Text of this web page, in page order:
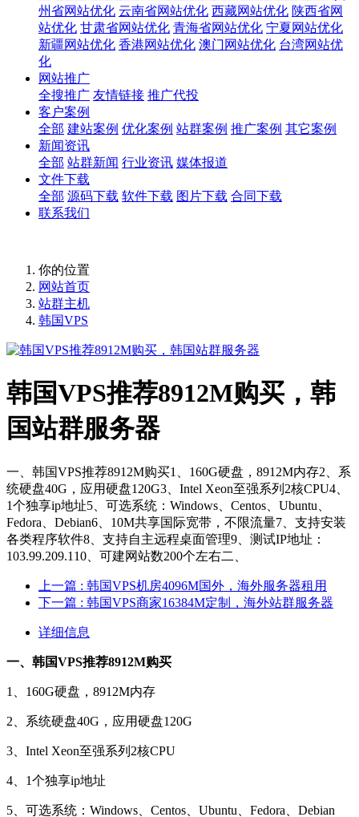
州省网站优化 云南省网站优化 西藏网站优化 陕西省网
站优化 甘肃省网站优化 青海省网站优化 宁夏网站优化
新疆网站优化 香港网站优化 澳门网站优化 台湾网站优
化
网站推广
全搜推广 友情链接 推广代投
客户案例
全部 建站案例 优化案例 站群案例 推广案例 其它案例
新闻资讯
全部 站群新闻 行业资讯 媒体报道
文件下载
全部 源码下载 软件下载 图片下载 合同下载
联系我们
你的位置
网站首页
站群主机
韩国VPS
韩国VPS推荐8912M购买，韩
国站群服务器
一、韩国VPS推荐8912M购买1、160G硬盘，8912M内存2、系
统硬盘40G，应用硬盘120G3、Intel Xeon至强系列2核CPU4、
1个独享ip地址5、可选系统：Windows、Centos、Ubuntu、
Fedora、Debian6、10M共享国际宽带，不限流量7、支持安装
各类程序软件8、支持自主远程桌面管理9、测试IP地址：
103.99.209.110、可建网站数200个左右二、
上一篇 : 韩国VPS机房4096M国外，海外服务器租用
下一篇 : 韩国VPS商家16384M定制，海外站群服务器
详细信息
一、韩国VPS推荐8912M购买
1、160G硬盘，8912M内存
2、系统硬盘40G，应用硬盘120G
3、Intel Xeon至强系列2核CPU
4、1个独享ip地址
5、可选系统：Windows、Centos、Ubuntu、Fedora、Debian